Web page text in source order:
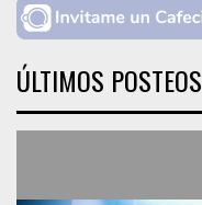
ÚLTIMOS POSTEOS